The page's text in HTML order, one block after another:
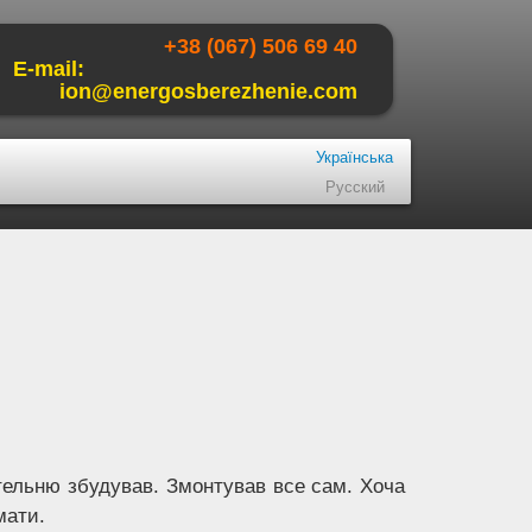
+38 (067) 506 69 40
E-mail:
ion@energosberezhenie.com
Українська
Русский
збудував. Змонтував все сам. Хоча